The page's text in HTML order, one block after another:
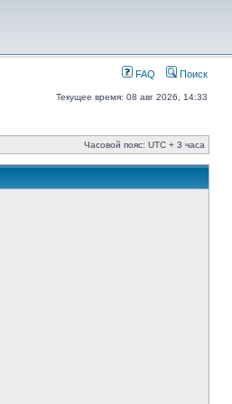
FAQ Поиск
Текущее время: 08 авг 2026, 14:33
Часовой пояс: UTC + 3 часа